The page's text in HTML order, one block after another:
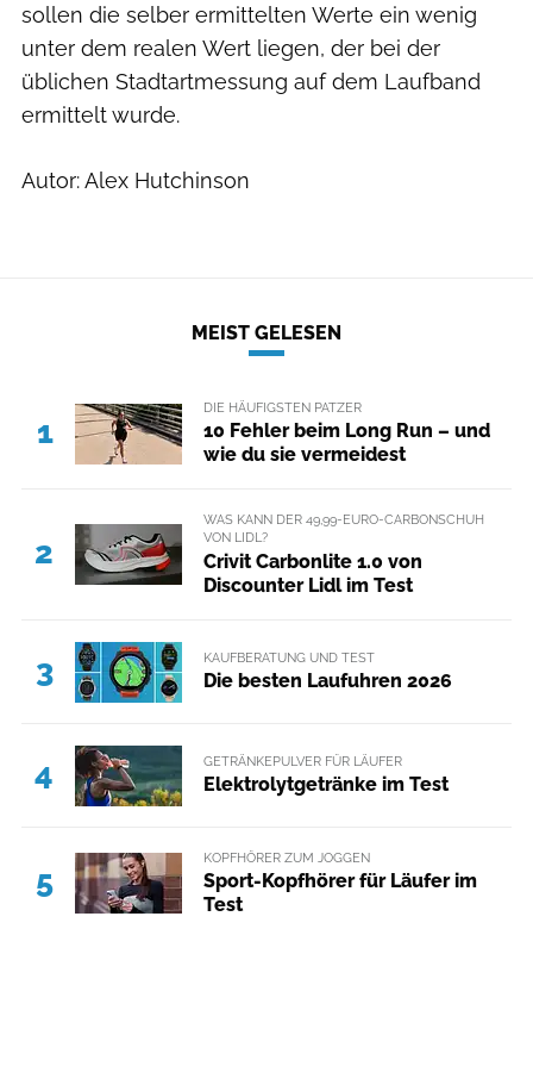
sollen die selber ermittelten Werte ein wenig
unter dem realen Wert liegen, der bei der
üblichen Stadtartmessung auf dem Laufband
ermittelt wurde.
Autor: Alex Hutchinson
MEIST GELESEN
1
DIE HÄUFIGSTEN PATZER
10 Fehler beim Long Run – und
wie du sie vermeidest
2
WAS KANN DER 49,99-EURO-CARBONSCHUH
VON LIDL?
Crivit Carbonlite 1.0 von
Discounter Lidl im Test
3 KAUFBERATUNG UND TEST
Die besten Laufuhren 2026
4 GETRÄNKEPULVER FÜR LÄUFER
Elektrolytgetränke im Test
5
KOPFHÖRER ZUM JOGGEN
Sport-Kopfhörer für Läufer im
Test